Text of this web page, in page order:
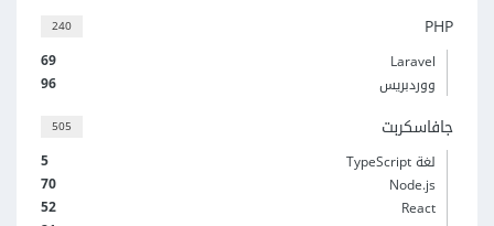
240 PHP
69
Laravel
96
ووردبريس
505 جافاسكربت
5
لغة TypeScript
70
Node.js
52
React